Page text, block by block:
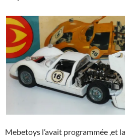
Mebetoys l’avait programmée ,et